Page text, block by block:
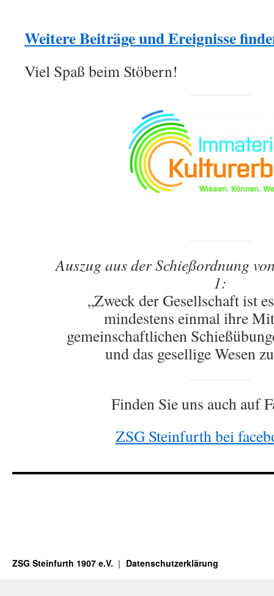
Weitere Beiträge und Ereignisse
Viel Spaß beim Stöbern!
Auszug aus der Schießordnung
1:
„Zweck der Gesellschaft ist
mindestens einmal ihre
gemeinschaftlichen
und das gesellige Wesen
Finden Sie uns auch auf
ZSG Steinfurth bei
ZSG Steinfurth 1907 e.V. Datenschutzerklärung